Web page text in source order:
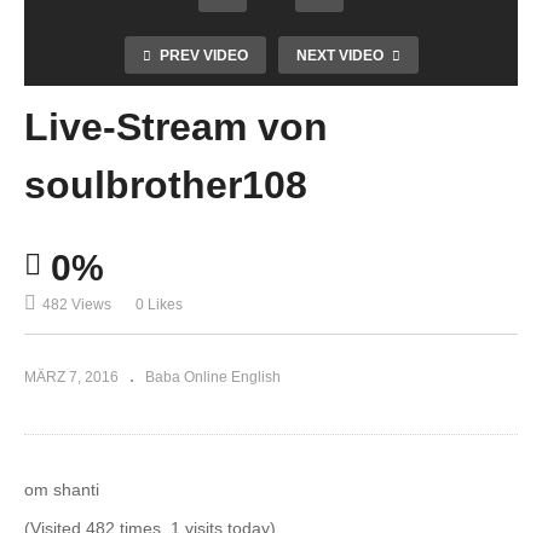
PREV VIDEO NEXT VIDEO
Live-Stream von
soulbrother108
0%
482 Views 0 Likes
MÄRZ 7, 2016 Baba Online English
om shanti
(Visited 482 times, 1 visits today)